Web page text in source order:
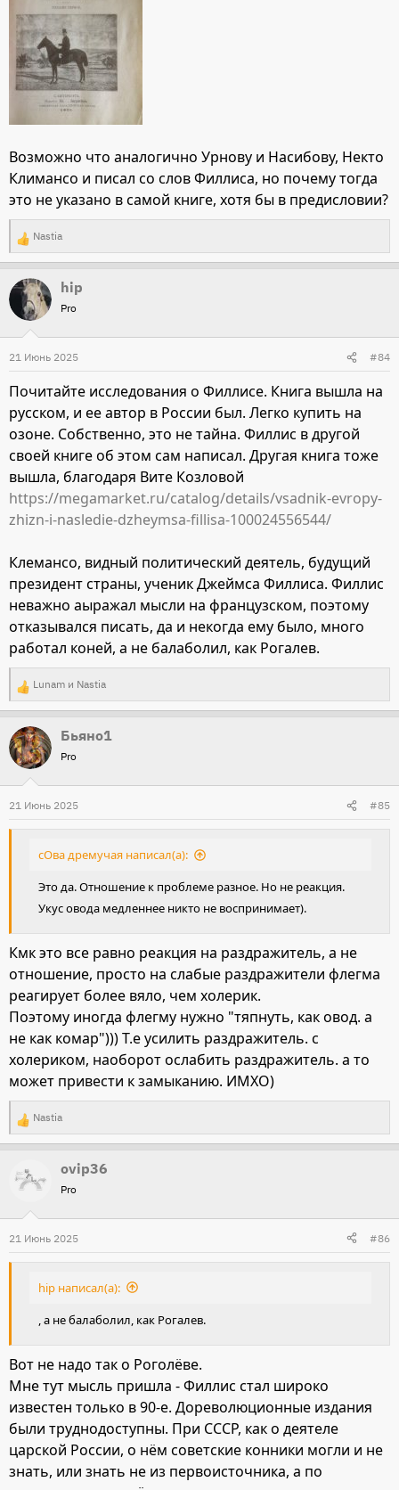
Возможно что аналогично Урнову и Насибову, Некто
Климансо и писал со слов Филлиса, но почему тогда
это не указано в самой книге, хотя бы в предисловии?
Р
е
а
и
и
:
Nastia
hip
Pro
21 Июнь 2025 #84
Почитайте исследования о Филлисе. Книга вышла на
русском, и ее автор в России был. Легко купить на
озоне. Собственно, это не тайна. Филлис в другой
своей книге об этом сам написал. Другая книга тоже
вышла, благодаря Вите Козловой
https://megamarket.ru/catalog/details/vsadnik-evropy-
zhizn-i-nasledie-dzheymsa-fillisa-100024556544/
Клемансо, видный политический деятель, будущий
президент страны, ученик Джеймса Филлиса. Филлис
неважно аыражал мысли на французском, поэтому
отказывался писать, да и некогда ему было, много
работал коней, а не балаболил, как Рогалев.
Р
е
а
к
и
и
Lunam и Nastia
Бьяно1
Pro
21 Июнь 2025 #85
сОва дремучая написал(а):
Это да. Отношение к проблеме разное. Но не реакция.
Укус овода медленнее никто не воспринимает).
Кмк это все равно реакция на раздражитель, а не
отношение, просто на слабые раздражители флегма
реагирует более вяло, чем холерик.
Поэтому иногда флегму нужно "тяпнуть, как овод. а
не как комар"))) Т.е усилить раздражитель. с
холериком, наоборот ослабить раздражитель. а то
может привести к замыканию. ИМХО)
Р
е
а
к
и
и
Nastia
ovip36
Pro
21 Июнь 2025 #86
hip написал(а):
, а не балаболил, как Рогалев.
Вот не надо так о Роголёве.
Мне тут мысль пришла - Филлис стал широко
известен только в 90-е. Дореволюционные издания
были труднодоступны. При СССР, как о деятеле
царской России, о нём советские конники могли и не
знать, или знать не из первоисточника, а по